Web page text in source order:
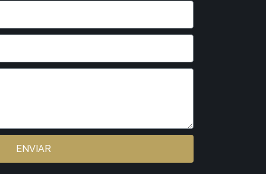
ENVIAR